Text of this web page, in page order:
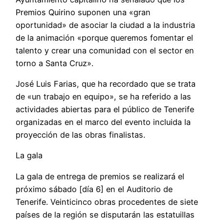
Premios Quirino suponen una «gran
oportunidad» de asociar la ciudad a la industria
de la animación «porque queremos fomentar el
talento y crear una comunidad con el sector en
torno a Santa Cruz».
José Luis Farias, que ha recordado que se trata
de «un trabajo en equipo», se ha referido a las
actividades abiertas para el público de Tenerife
organizadas en el marco del evento incluida la
proyección de las obras finalistas.
La gala
La gala de entrega de premios se realizará el
próximo sábado [día 6] en el Auditorio de
Tenerife. Veinticinco obras procedentes de siete
países de la región se disputarán las estatuillas